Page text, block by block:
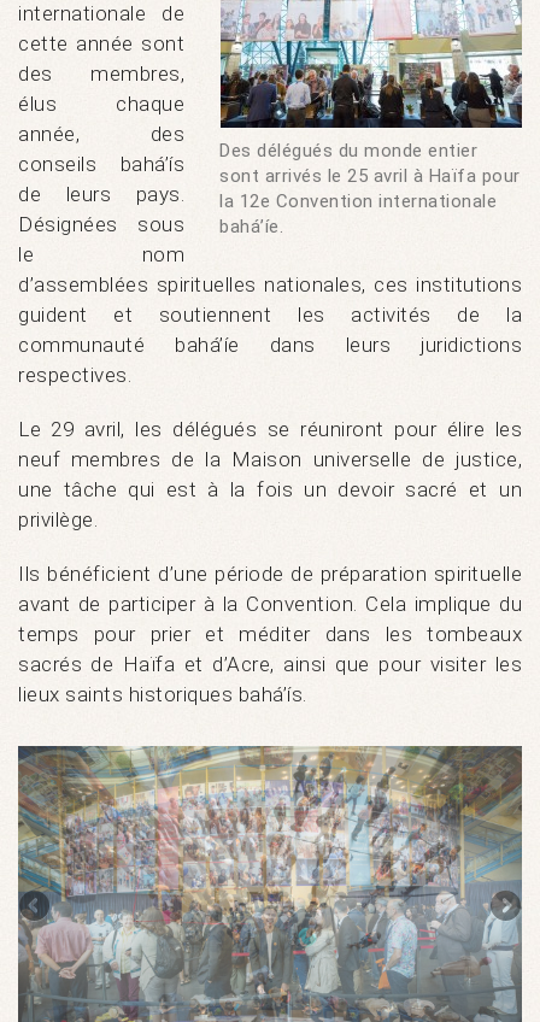
Des délégués du monde entier
sont arrivés le 25 avril à Haïfa pour
la 12e Convention internationale
bahá’íe.
internationale de
cette année sont
des membres,
élus chaque
année, des
conseils bahá’ís
de leurs pays.
Désignées sous
le nom
d’assemblées spirituelles nationales, ces institutions
guident et soutiennent les activités de la
communauté bahá’íe dans leurs juridictions
respectives.
Le 29 avril, les délégués se réuniront pour élire les
neuf membres de la Maison universelle de justice,
une tâche qui est à la fois un devoir sacré et un
privilège.
Ils bénéficient d’une période de préparation spirituelle
avant de participer à la Convention. Cela implique du
temps pour prier et méditer dans les tombeaux
sacrés de Haïfa et d’Acre, ainsi que pour visiter les
lieux saints historiques bahá’ís.